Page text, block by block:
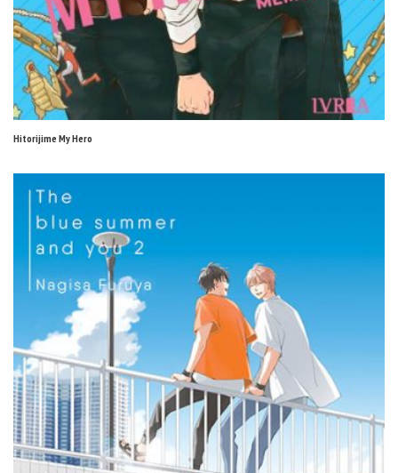
Hitorijime My Hero